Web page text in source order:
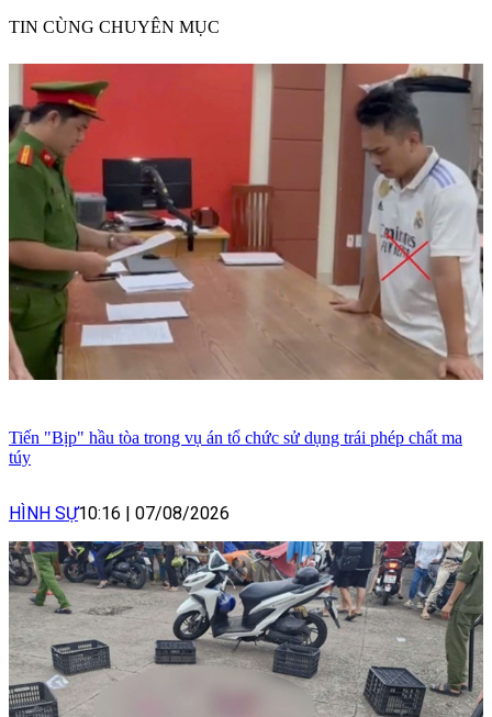
TIN CÙNG CHUYÊN MỤC
Tiến "Bịp" hầu tòa trong vụ án tổ chức sử dụng trái phép chất ma
túy
HÌNH SỰ10:16 | 07/08/2026